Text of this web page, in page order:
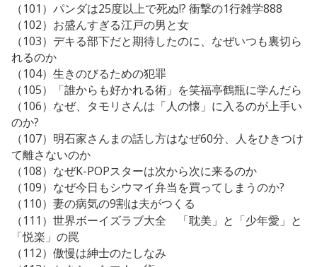
（101）パンダは25度以上で死ぬ!? 衝撃の1行雑学888
（102）お盛んすぎる江戸の男と女
（103）デキる部下だと期待したのに、なぜいつも裏切ら
れるのか
（104）生きのびるための犯罪
（105）「誰からも好かれる術」を笑福亭鶴瓶に学んだら
（106）なぜ、タモリさんは「人の懐」に入るのが上手い
のか?
（107）明石家さんまの話し方はなぜ60分、人をひきつけ
て離さないのか
（108）なぜK-POPスターは次から次に来るのか
（109）なぜ今日もシウマイ弁当を買ってしまうのか?
（110）妻の病気の9割は夫がつくる
（111）世界ボーイズラブ大全 「耽美」と「少年愛」と
「悦楽」の罠
（112）傲慢は紳士のたしなみ